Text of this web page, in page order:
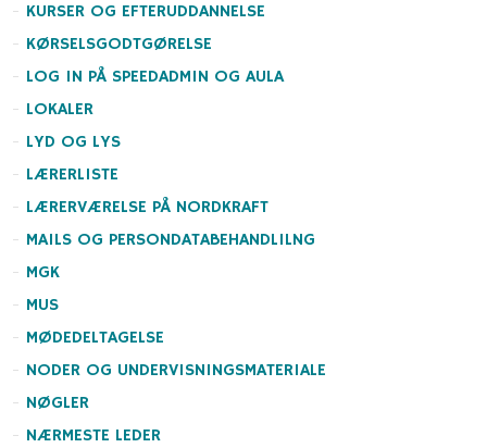
KURSER OG EFTERUDDANNELSE
KØRSELSGODTGØRELSE
LOG IN PÅ SPEEDADMIN OG AULA
LOKALER
LYD OG LYS
LÆRERLISTE
LÆRERVÆRELSE PÅ NORDKRAFT
MAILS OG PERSONDATABEHANDLILNG
MGK
MUS
MØDEDELTAGELSE
NODER OG UNDERVISNINGSMATERIALE
NØGLER
NÆRMESTE LEDER